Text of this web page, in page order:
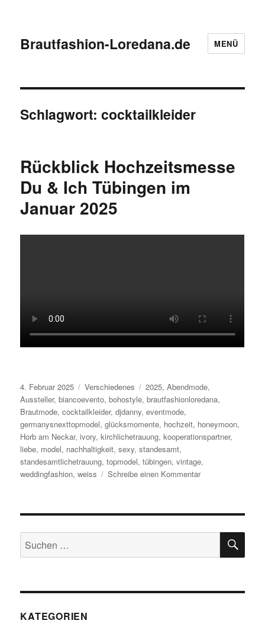
Brautfashion-Loredana.de MENÜ
Schlagwort:cocktailkleider
Rückblick Hochzeitsmesse
Du & Ich Tübingen im
Januar 2025
Veröffentlicht
am
4. Februar 2025 Kategorien
Verschiedenes Schlagwörter
2025,Abendmode,
Aussteller,biancoevento,bohostyle,brautfashionloredana,
Brautmode,cocktailkleider,djdanny,eventmode,
germanysnexttopmodel,glücksmomente, hochzeit, honeymoon,
Horb am Neckar,ivory,kirchlichetrauung,kooperationspartner,
liebe, model, nachhaltigkeit,sexy,standesamt,
standesamtlichetrauung,topmodel,tübingen,vintage,
weddingfashion,weiss Schreibe einen Kommentarzu
Ich
Tübingen
im
Suchen
nach:
KATEGORIEN